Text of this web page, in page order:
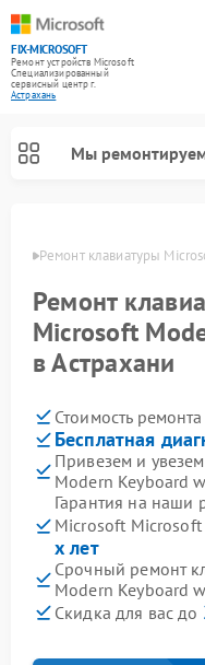
FIX-MICROSOFT
Ремонт устройств Microsoft
Специализированный
cервисный центр г.
Астрахань
Мы
Ремонт клавиатуры
Ремонт
Microsoft
в Астрахани
Стоимость ремонта
Бесплатная
Привезем и
Modern Keyboard
Гарантия на наши
Microsoft
х лет
Срочный ремонт
Modern Keyboard
Скидка для вас до